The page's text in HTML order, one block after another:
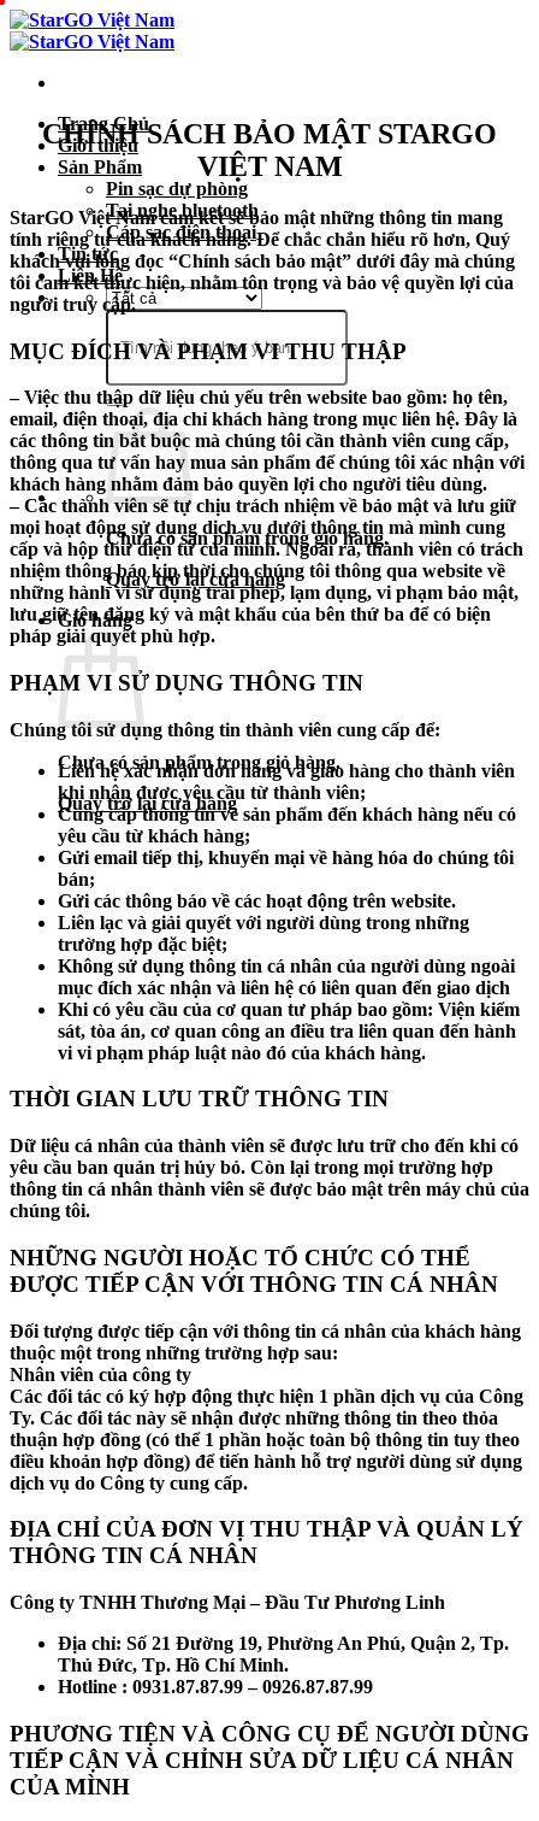
Chuyển
đến
dung
Trang Chủ
Giới thiệu
Sản Phẩm
Pin sạc dự phòng
Tai nghe bluetooth
Cáp sạc điện thoại
Tin tức
Liên Hệ
Tìm
kiếm:
Chưa có sản phẩm trong giỏ hàng.
Quay trở lại cửa hàng
Giỏ hàng
Chưa có sản phẩm trong giỏ hàng.
Quay trở lại cửa hàng
CHÍNH SÁCH BẢO MẬT STARGO
VIỆT NAM
StarGO Việt Nam cam kết sẽ bảo mật những thông tin mang
tính riêng tư của khách hàng. Để chắc chắn hiểu rõ hơn, Quý
khách vui lòng đọc “Chính sách bảo mật” dưới đây mà chúng
tôi cam kết thực hiện, nhằm tôn trọng và bảo vệ quyền lợi của
người truy cập.
MỤC ĐÍCH VÀ PHẠM VI THU THẬP
– Việc thu thập dữ liệu chủ yếu trên website bao gồm: họ tên,
email, điện thoại, địa chỉ khách hàng trong mục liên hệ. Đây là
các thông tin bắt buộc mà chúng tôi cần thành viên cung cấp,
thông qua tư vấn hay mua sản phẩm để chúng tôi xác nhận với
khách hàng nhằm đảm bảo quyền lợi cho người tiêu dùng.
– Các thành viên sẽ tự chịu trách nhiệm về bảo mật và lưu giữ
mọi hoạt động sử dụng dịch vụ dưới thông tin mà mình cung
cấp và hộp thư điện tử của mình. Ngoài ra, thành viên có trách
nhiệm thông báo kịp thời cho chúng tôi thông qua website về
những hành vi sử dụng trái phép, lạm dụng, vi phạm bảo mật,
lưu giữ tên đăng ký và mật khẩu của bên thứ ba để có biện
pháp giải quyết phù hợp.
PHẠM VI SỬ DỤNG THÔNG TIN
Chúng tôi sử dụng thông tin thành viên cung cấp để:
Liên hệ xác nhận đơn hàng và giao hàng cho thành viên
khi nhận được yêu cầu từ thành viên;
Cung cấp thông tin về sản phẩm đến khách hàng nếu có
yêu cầu từ khách hàng;
Gửi email tiếp thị, khuyến mại về hàng hóa do chúng tôi
bán;
Gửi các thông báo về các hoạt động trên website.
Liên lạc và giải quyết với người dùng trong những
trường hợp đặc biệt;
Không sử dụng thông tin cá nhân của người dùng ngoài
mục đích xác nhận và liên hệ có liên quan đến giao dịch
Khi có yêu cầu của cơ quan tư pháp bao gồm: Viện kiểm
sát, tòa án, cơ quan công an điều tra liên quan đến hành
vi vi phạm pháp luật nào đó của khách hàng.
THỜI GIAN LƯU TRỮ THÔNG TIN
Dữ liệu cá nhân của thành viên sẽ được lưu trữ cho đến khi có
yêu cầu ban quản trị hủy bỏ. Còn lại trong mọi trường hợp
thông tin cá nhân thành viên sẽ được bảo mật trên máy chủ của
chúng tôi.
NHỮNG NGƯỜI HOẶC TỔ CHỨC CÓ THỂ
ĐƯỢC TIẾP CẬN VỚI THÔNG TIN CÁ NHÂN
Đối tượng được tiếp cận với thông tin cá nhân của khách hàng
thuộc một trong những trường hợp sau:
Nhân viên của công ty
Các đối tác có ký hợp động thực hiện 1 phần dịch vụ của Công
Ty. Các đối tác này sẽ nhận được những thông tin theo thỏa
thuận hợp đồng (có thể 1 phần hoặc toàn bộ thông tin tuy theo
điều khoản hợp đồng) để tiến hành hỗ trợ người dùng sử dụng
dịch vụ do Công ty cung cấp.
ĐỊA CHỈ CỦA ĐƠN VỊ THU THẬP VÀ QUẢN LÝ
THÔNG TIN CÁ NHÂN
Công ty TNHH Thương Mại – Đầu Tư Phương Linh
Địa chỉ: Số 21 Đường 19, Phường An Phú, Quận 2, Tp.
Thủ Đức, Tp. Hồ Chí Minh.
Hotline : 0931.87.87.99 – 0926.87.87.99
PHƯƠNG TIỆN VÀ CÔNG CỤ ĐỂ NGƯỜI DÙNG
TIẾP CẬN VÀ CHỈNH SỬA DỮ LIỆU CÁ NHÂN
CỦA MÌNH